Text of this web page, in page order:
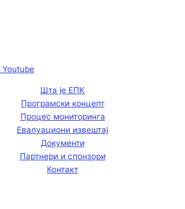
Youtube
Шта је ЕПК
Програмски концепт
Процес мониторинга
Евалуациони извештај
Документи
Партнери и спонзори
Контакт